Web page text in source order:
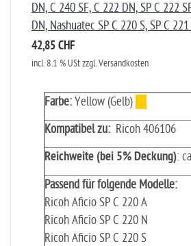
DN, C 240 SF, C 222 DN, SP C 222
DN, Nashuatec SP C 220 S, SP C
42,85 CHF
incl. 8.1 % USt zzgl. Versandkosten
Farbe:Yellow (Gelb)
Kompatibel zu: Ricoh 406106
Reichweite (bei 5% Deckung):
Passend für folgende Modelle:
Ricoh Aficio SP C 220 A
Ricoh Aficio SP C 220 N
Ricoh Aficio SP C 220 S